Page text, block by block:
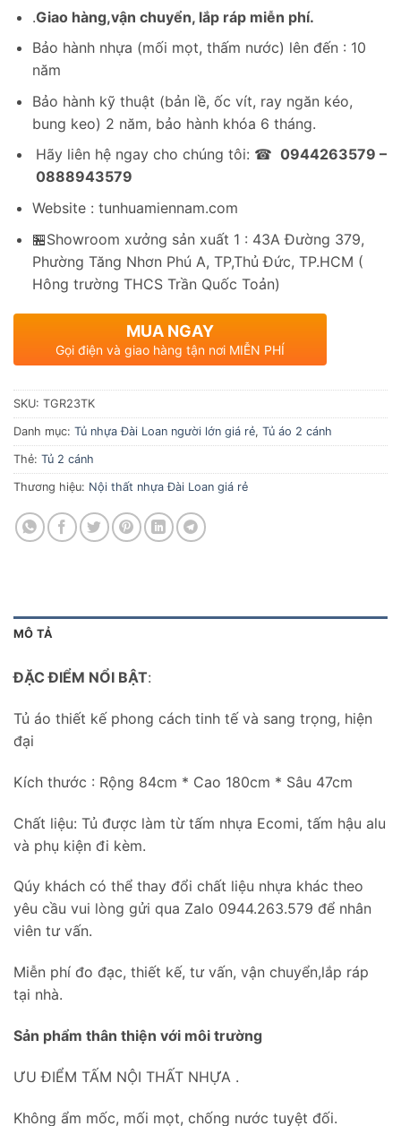
.Giao hàng,vận chuyển, lắp ráp miễn phí.
Bảo hành nhựa (mối mọt, thấm nước) lên đến : 10
năm
Bảo hành kỹ thuật (bản lề, ốc vít, ray ngăn kéo,
bung keo) 2 năm, bảo hành khóa 6 tháng.
Hãy liên hệ ngay cho chúng tôi: ☎ 0944263579 –
0888943579
Website : tunhuamiennam.com
🏪Showroom xưởng sản xuất 1 : 43A Đường 379,
Phường Tăng Nhơn Phú A, TP,Thủ Đức, TP.HCM (
Hông trường THCS Trần Quốc Toản)
MUA NGAY
Gọi điện và giao hàng tận nơi MIỄN PHÍ
SKU: TGR23TK
Danh mục: Tủ nhựa Đài Loan người lớn giá rẻ, Tủ áo 2 cánh
Thẻ: Tủ 2 cánh
Thương hiệu: Nội thất nhựa Đài Loan giá rẻ
MÔ TẢ
ĐẶC ĐIỂM NỔI BẬT:
Tủ áo thiết kế phong cách tinh tế và sang trọng, hiện
đại
Kích thước : Rộng 84cm * Cao 180cm * Sâu 47cm
Chất liệu: Tủ được làm từ tấm nhựa Ecomi, tấm hậu alu
và phụ kiện đi kèm.
Qúy khách có thể thay đổi chất liệu nhựa khác theo
yêu cầu vui lòng gửi qua Zalo 0944.263.579 để nhân
viên tư vấn.
Miễn phí đo đạc, thiết kế, tư vấn, vận chuyển,lắp ráp
tại nhà.
Sản phẩm thân thiện với môi trường
ƯU ĐIỂM TẤM NỘI THẤT NHỰA .
Không ẩm mốc, mối mọt, chống nước tuyệt đối.